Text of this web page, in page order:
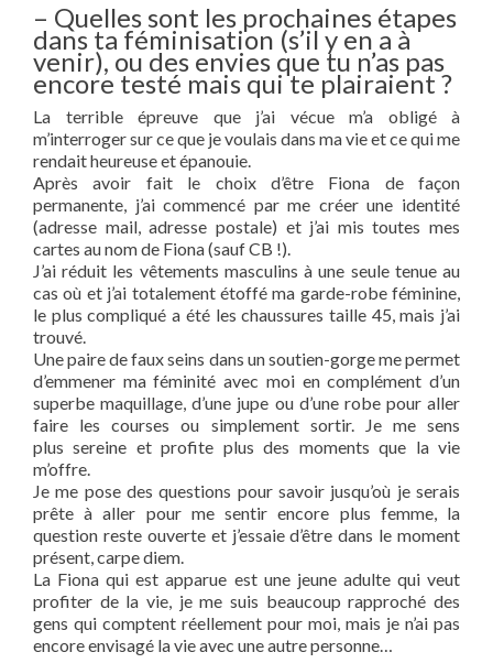
– Quelles sont les prochaines étapes
dans ta féminisation (s’il y en a à
venir), ou des envies que tu n’as pas
encore testé mais qui te plairaient ?
La terrible épreuve que j’ai vécue m’a obligé à
m’interroger sur ce que je voulais dans ma vie et ce qui me
rendait heureuse et épanouie.
Après avoir fait le choix d’être Fiona de façon
permanente, j’ai commencé par me créer une identité
(adresse mail, adresse postale) et j’ai mis toutes mes
cartes au nom de Fiona (sauf CB !).
J’ai réduit les vêtements masculins à une seule tenue au
cas où et j’ai totalement étoffé ma garde-robe féminine,
le plus compliqué a été les chaussures taille 45, mais j’ai
trouvé.
Une paire de faux seins dans un soutien-gorge me permet
d’emmener ma féminité avec moi en complément d’un
superbe maquillage, d’une jupe ou d’une robe pour aller
faire les courses ou simplement sortir. Je me sens
plus sereine et profite plus des moments que la vie
m’offre.
Je me pose des questions pour savoir jusqu’où je serais
prête à aller pour me sentir encore plus femme, la
question reste ouverte et j’essaie d’être dans le moment
présent, carpe diem.
La Fiona qui est apparue est une jeune adulte qui veut
profiter de la vie, je me suis beaucoup rapproché des
gens qui comptent réellement pour moi, mais je n’ai pas
encore envisagé la vie avec une autre personne…